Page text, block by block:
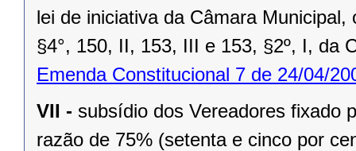
lei de iniciativa da Câmara
§4°, 150, II, 153, III e 153, §2º, I, da
Emenda Constitucional 7 de 24/04/
VII - subsídio dos Vereadores fixado
razão de 75% (setenta e cinco por